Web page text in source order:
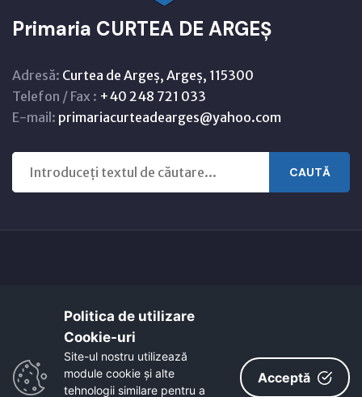
Primaria CURTEA DE ARGEȘ
Adresă: Curtea de Argeș, Argeș, 115300
Telefon / Fax : +40 248 721 033
E-mail: primariacurteadearges@yahoo.com
CAUTĂ
Harta orasului
Link-uri utile
EcoActive: Citizens for a Sustainable Europe
EcoActive: Citizens for a Sustainable Europe - Santiago
Politica de utilizare
Cookie-uri‎
Site-ul nostru utilizează
module cookie și alte
tehnologii similare pentru a
Acceptă